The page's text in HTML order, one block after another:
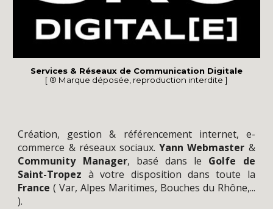
Services & Réseaux de Communication Digitale
[ ® Marque déposée, reproduction interdite ]
Création, gestion & référencementinternet, e-
commerce & réseaux sociaux.YannWebmaster &
Community Manager, basé dans le Golfe de
Saint-Tropez à votre disposition dans toute la
France (Var,Alpes Maritimes, Bouches du Rhône,...
).